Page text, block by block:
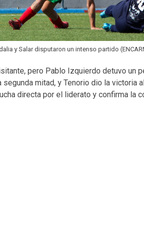
y Salar disputaron un intenso partido
pero Pablo Izquierdo detuvo un
mitad, y Tenorio dio la victoria
directa por el liderato y confirma la